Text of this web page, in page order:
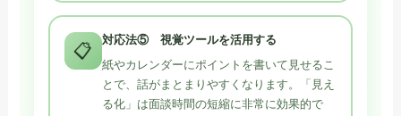
📋
対応法⑤ 視覚ツールを活用する
紙やカレンダーにポイントを書いて見せるこ
とで、話がまとまりやすくなります。「見え
る化」は面談時間の短縮に非常に効果的で